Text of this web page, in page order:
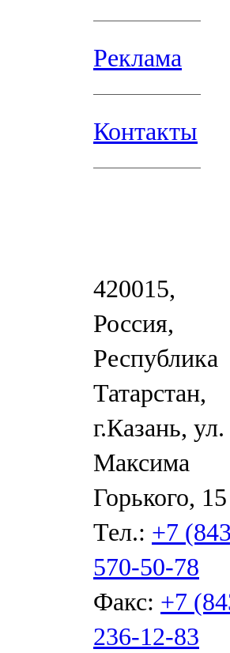
Реклама
Контакты
420015,
Россия,
Республика
Татарстан,
г.Казань, ул.
Максима
Горького, 15
Тел.: +7
570-50-78
Факс: +7
236-12-83